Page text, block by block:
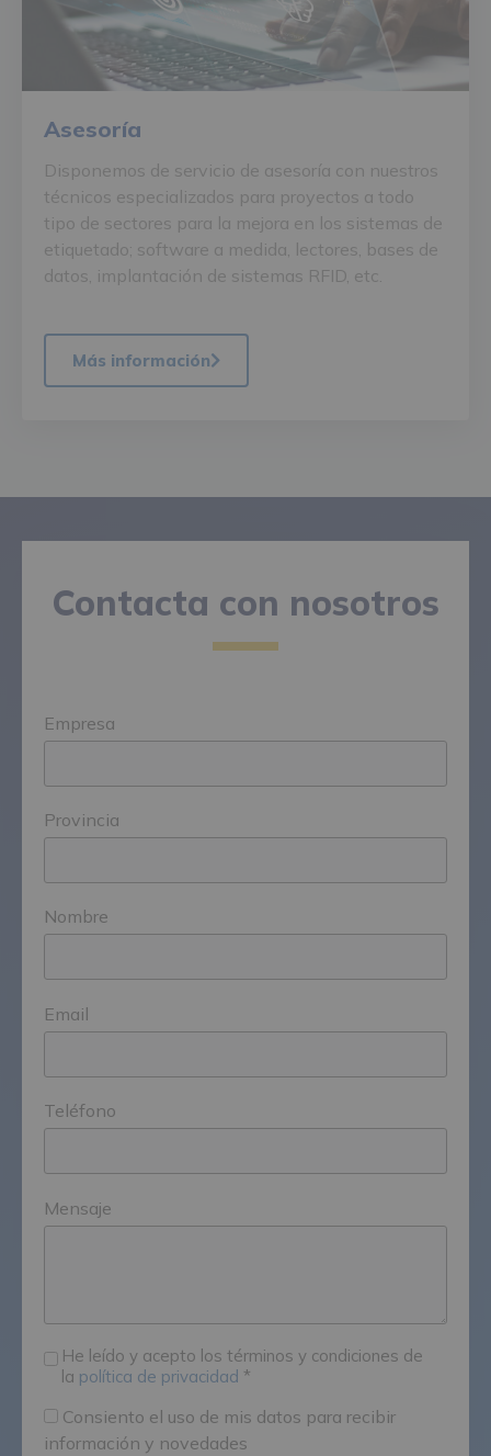
Asesoría
Disponemos de servicio de asesoría con nuestros
técnicos especializados para proyectos a todo
tipo de sectores para la mejora en los sistemas de
etiquetado; software a medida, lectores, bases de
datos, implantación de sistemas RFID, etc.
Más información
Contacta con nosotros
Empresa
Provincia
Nombre
Email
Teléfono
Mensaje
He leído y acepto los términos y condiciones de
la política de privacidad *
Consiento el uso de mis datos para recibir
información y novedades